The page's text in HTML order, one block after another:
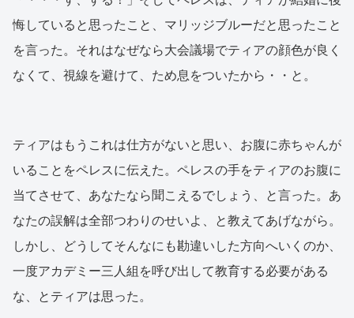
悔していると思ったこと、マリッジブルーだと思ったこと
を言った。それはなぜなら大会議場でティアの顔色が良く
なくて、視線を避けて、ため息をついたから・・と。
ティアはもうこれは仕方がないと思い、お腹に赤ちゃんが
いることをペレスに伝えた。ペレスの手をティアのお腹に
当てさせて、あなたなら聞こえるでしょう、と言った。あ
なたの誤解は全部つわりのせいよ、と教えてあげながら。
しかし、どうしてそんなにも勘違いした方向へいくのか、
一度アカデミー三人組を呼び出して教育する必要がある
な、とティアは思った。